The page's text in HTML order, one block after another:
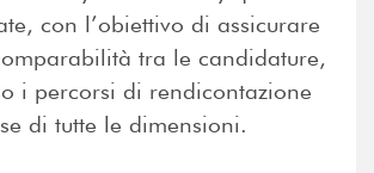
con l’obiettivo di assicurare
tra le candidature,
i percorsi di rendicontazione
di tutte le dimensioni.